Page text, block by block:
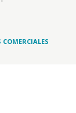
COMERCIALES